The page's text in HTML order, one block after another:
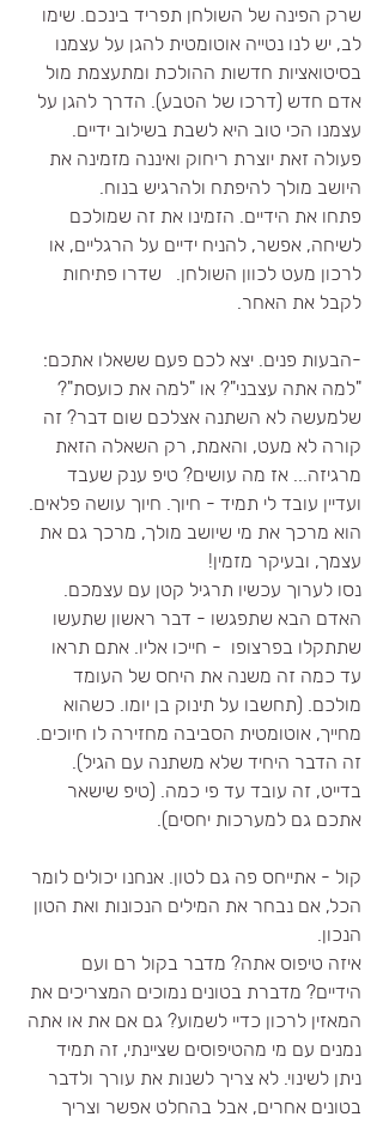
שרק הפינה של השולחן תפריד בינכם. שימו
לב, יש לנו נטייה אוטומטית להגן על עצמנו
בסיטואציות חדשות ההולכת ומתעצמת מול
אדם חדש (דרכו של הטבע). הדרך להגן על
עצמנו הכי טוב היא לשבת בשילוב ידיים.
פעולה זאת יוצרת ריחוק ואיננה מזמינה את
היושב מולך להיפתח ולהרגיש בנוח.
פתחו את הידיים. הזמינו את זה שמולכם
לשיחה, אפשר, להניח ידיים על הרגליים, או
לרכון מעט לכוון השולחן.   שדרו פתיחות
לקבל את האחר.
-הבעות פנים. יצא לכם פעם ששאלו אתכם:
"למה אתה עצבני"? או "למה את כועסת"?
שלמעשה לא השתנה אצלכם שום דבר? זה
קורה לא מעט, והאמת, רק השאלה הזאת
מרגיזה... אז מה עושים? טיפ ענק שעבד
ועדיין עובד לי תמיד - חיוך. חיוך עושה פלאים.
הוא מרכך את מי שיושב מולך, מרכך גם את
עצמך, ובעיקר מזמין!
נסו לערוך עכשיו תרגיל קטן עם עצמכם.
האדם הבא שתפגשו - דבר ראשון שתעשו
שתתקלו בפרצופו  - חייכו אליו. אתם תראו
עד כמה זה משנה את היחס של העומד
מולכם. (תחשבו על תינוק בן יומו. כשהוא
מחייך, אוטומטית הסביבה מחזירה לו חיוכים.
זה הדבר היחיד שלא משתנה עם הגיל).
בדייט, זה עובד עד פי כמה. (טיפ שישאר
אתכם גם למערכות יחסים).
קול - אתייחס פה גם לטון. אנחנו יכולים לומר
הכל, אם נבחר את המילים הנכונות ואת הטון
הנכון.
איזה טיפוס אתה? מדבר בקול רם ועם
הידיים? מדברת בטונים נמוכים המצריכים את
המאזין לרכון כדיי לשמוע? גם אם את או אתה
נמנים עם מי מהטיפוסים שציינתי, זה תמיד
ניתן לשינוי. לא צריך לשנות את עורך ולדבר
בטונים אחרים, אבל בהחלט אפשר וצריך